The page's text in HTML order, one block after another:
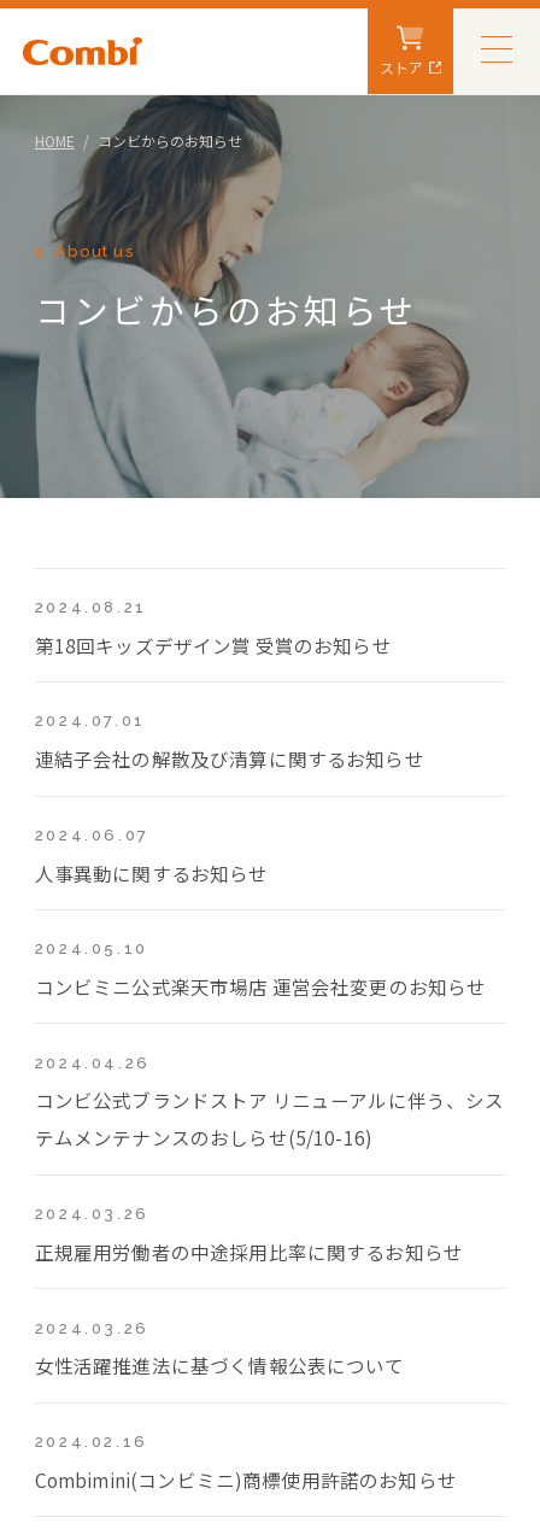
ストア
HOME コンビからのお知らせ
About us
コンビからのお知らせ
2024.08.21
第18回キッズデザイン賞 受賞のお知らせ
2024.07.01
連結子会社の解散及び清算に関するお知らせ
2024.06.07
人事異動に関するお知らせ
2024.05.10
コンビミニ公式楽天市場店 運営会社変更のお知らせ
2024.04.26
コンビ公式ブランドストア リニューアルに伴う、シス
テムメンテナンスのおしらせ(5/10-16)
2024.03.26
正規雇用労働者の中途採用比率に関するお知らせ
2024.03.26
女性活躍推進法に基づく情報公表について
2024.02.16
Combimini(コンビミニ)商標使用許諾のお知らせ